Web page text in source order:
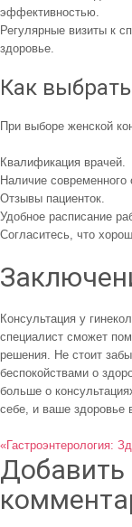
эффективностью.
Регулярные визиты к
здоровье.
Как
При выборе женской
Квалификация врачей.
Наличие современного
Отзывы пациенток.
Удобное расписание
Согласитесь, что
Консультация у
специалист сможет
решения. Не стоит
беспокойствами о
больше о
себе, и ваше здоровье
по
записям
«Гастроэнтерология:
Добавить